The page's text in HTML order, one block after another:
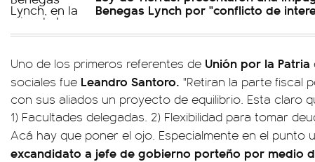
Benegas Lynch por "conflicto de
Uno de los primeros referentes de Unión por la Patria
sociales fue Leandro Santoro. "Retiran la parte fiscal
con sus aliados un proyecto de equilibrio. Esta claro
1) Facultades delegadas. 2) Flexibilidad para tomar
Acá hay que poner el ojo. Especialmente en el punto
excandidato a jefe de gobierno porteño por medio